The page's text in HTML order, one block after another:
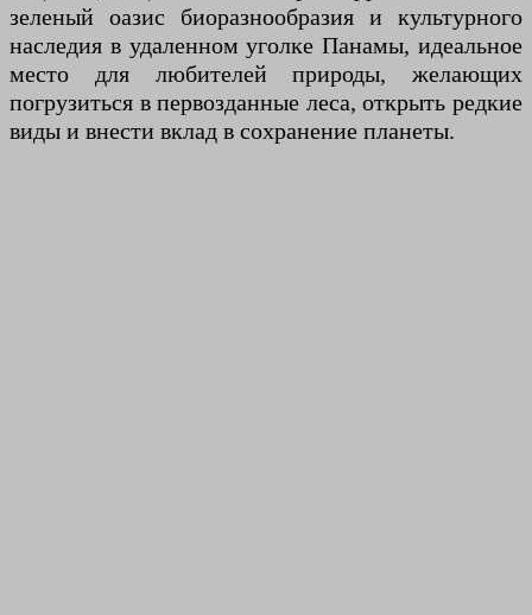
зеленый оазис биоразнообразия и культурного
наследия в удаленном уголке Панамы, идеальное
место для любителей природы, желающих
погрузиться в первозданные леса, открыть редкие
виды и внести вклад в сохранение планеты.